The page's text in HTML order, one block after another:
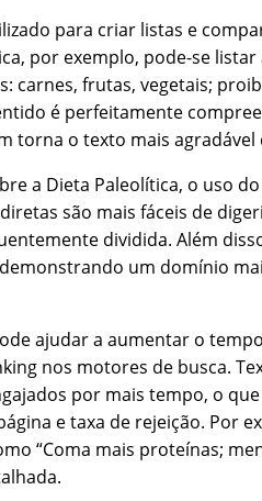
para criar listas e
por exemplo, pode-se
carnes, frutas, vegetais;
é perfeitamente
torna o texto mais agradável
a Dieta Paleolítica, o uso
são mais fáceis de
dividida. Além
um domínio
ajudar a aumentar o
nos motores de busca.
por mais tempo, o
e taxa de rejeição. Por
“Coma mais proteínas;